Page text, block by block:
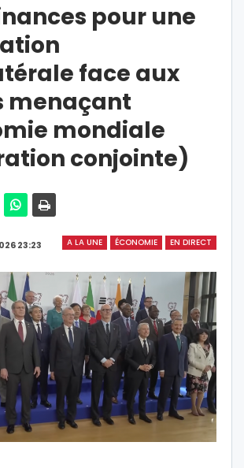
pour une
face aux
menaçant
mondiale
conjointe)
A LA UNE ÉCONOMIE EN DIRECT
23:23